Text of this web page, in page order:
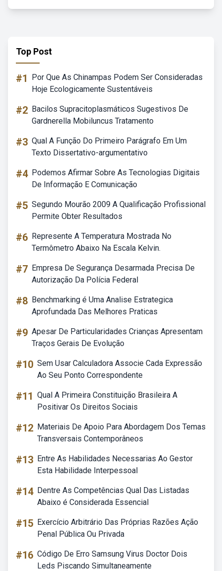
Top Post
#1
Por Que As Chinampas Podem Ser Consideradas
Hoje Ecologicamente Sustentáveis
#2 Bacilos Supracitoplasmáticos Sugestivos De
Gardnerella Mobiluncus Tratamento
#3 Qual A Função Do Primeiro Parágrafo Em Um
Texto Dissertativo-argumentativo
#4 Podemos Afirmar Sobre As Tecnologias Digitais
De Informação E Comunicação
#5 Segundo Mourão 2009 A Qualificação Profissional
Permite Obter Resultados
#6 Represente A Temperatura Mostrada No
Termômetro Abaixo Na Escala Kelvin.
#7 Empresa De Segurança Desarmada Precisa De
Autorização Da Polícia Federal
#8 Benchmarking é Uma Analise Estrategica
Aprofundada Das Melhores Praticas
#9 Apesar De Particularidades Crianças Apresentam
Traços Gerais De Evolução
#10 Sem Usar Calculadora Associe Cada Expressão
Ao Seu Ponto Correspondente
#11 Qual A Primeira Constituição Brasileira A
Positivar Os Direitos Sociais
#12 Materiais De Apoio Para Abordagem Dos Temas
Transversais Contemporâneos
#13 Entre As Habilidades Necessarias Ao Gestor
Esta Habilidade Interpessoal
#14 Dentre As Competências Qual Das Listadas
Abaixo é Considerada Essencial
#15 Exercício Arbitrário Das Próprias Razões Ação
Penal Pública Ou Privada
#16 Código De Erro Samsung Virus Doctor Dois
Leds Piscando Simultaneamente